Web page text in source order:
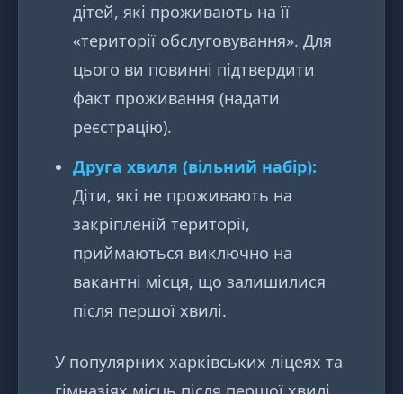
дітей, які проживають на її
«території обслуговування». Для
цього ви повинні підтвердити
факт проживання (надати
реєстрацію).
Друга хвиля (вільний набір):
Діти, які не проживають на
закріпленій території,
приймаються виключно на
вакантні місця, що залишилися
після першої хвилі.
У популярних харківських ліцеях та